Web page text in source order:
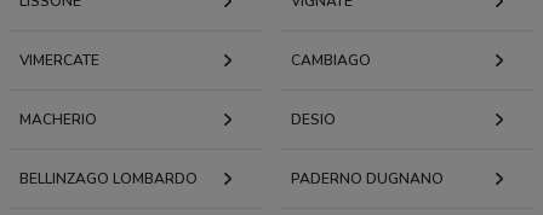
VIMERCATE CAMBIAGO
MACHERIO DESIO
BELLINZAGO LOMBARDO PADERNO DUGNANO